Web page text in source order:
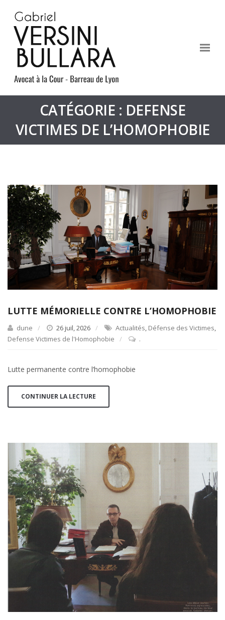
CATÉGORIE : DEFENSE
VICTIMES DE L’HOMOPHOBIE
LUTTE MÉMORIELLE CONTRE L’HOMOPHOBIE
dune 26 juil, 2026 Actualités, Défense des Victimes,
Defense Victimes de l'Homophobie
.
Lutte permanente contre l’homophobie
CONTINUER LA LECTURE